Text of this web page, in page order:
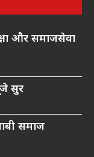
और समाजसेवा
सुर
समाज